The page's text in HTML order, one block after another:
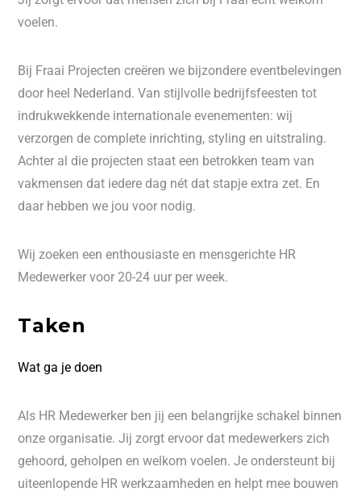
voelen.
Bij Fraai Projecten creëren we bijzondere eventbelevingen
door heel Nederland. Van stijlvolle bedrijfsfeesten tot
indrukwekkende internationale evenementen: wij
verzorgen de complete inrichting, styling en uitstraling.
Achter al die projecten staat een betrokken team van
vakmensen dat iedere dag nét dat stapje extra zet. En
daar hebben we jou voor nodig.
Wij zoeken een enthousiaste en mensgerichte HR
Medewerker voor 20-24 uur per week.
Taken
Wat ga je doen
Als HR Medewerker ben jij een belangrijke schakel binnen
onze organisatie. Jij zorgt ervoor dat medewerkers zich
gehoord, geholpen en welkom voelen. Je ondersteunt bij
uiteenlopende HR werkzaamheden en helpt mee bouwen